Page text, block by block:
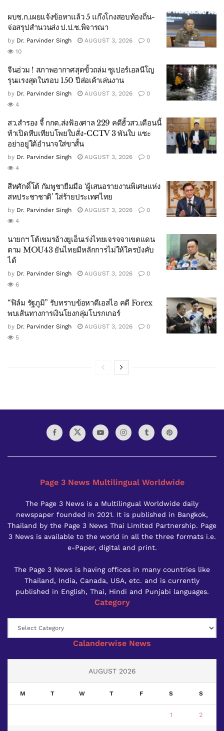
ผบช.ก.เผยแจ้งข้อหาแล้ว 5 แก๊งโกงสอบท้องถิ่น-
จ่อสรุปสำนวนส่ง ป.ป.ช.พิจารณา
by Dr. Parvinder Singh AUGUST 3, 2026
0
10
จีนอ่วม ! สภาพอากาศสุดขั้วถล่ม ซูเปอร์เอลนีโญ
รุนแรงสุดในรอบ 150 ปีส่อเค้าเล่นงาน
by Dr. Parvinder Singh AUGUST 3, 2026
0
4
สว.สำรอง จี้ กกต.ส่งฟ้องศาล 229 คดีฮั้วสว.เดือนนี้
ท้าเปิดหีบเทียบโพยใบสั่ง-CCTV 3 พันใบ แซะ
อย่าอยู่ใต้อำนาจใส่ขาสั้น
by Dr. Parvinder Singh AUGUST 3, 2026
0
4
สีหศักดิ์โต้ กัมพูชายืมมือ ‘ผู้เสนอรายงานพิเศษแห่ง
สหประชาชาติ’ ใส่ร้ายประเทศไทย
by Dr. Parvinder Singh AUGUST 3, 2026
0
4
นายกฯ โต้เขมรอ้างยูเอ็นเร่งไทยเจรจจาเขตแดน
ตาม MOU43 ยันไทยมีหลักการไม่ให้ใครบังคับ
ได้
by Dr. Parvinder Singh AUGUST 3, 2026
0
6
“ฟิล์ม รัฐภูมิ” รับทราบข้อหาดีเอสไอ คดี Forex
พบเส้นทางการเงินโยงกลุ่มโบรกเกอร์
by Dr. Parvinder Singh AUGUST 3, 2026
0
5
Page 3 News Multilingual Worldwide
The Page 3 News is a Multilingual Worldwide daily
newspaper founded in 2021. It is published in Bangkok,
Thailand by the Page 3 News Thai Limited Partnership. Page
3 News is available to the world in all the three formats i.e.
e-Paper, digital and print.
The Page 3 News is having offices in many countries like
Thailand, India, Canada, USA, etc. and is currently
published in English, Thai, Hindi and Punjabi languages.
Category
Calanderwise News
AUGUST 2026
M T W T F S S
1 2